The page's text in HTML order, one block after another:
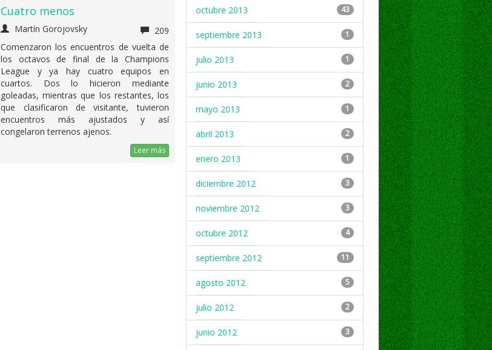
Cuatro menos
Martín Gorojovsky
209
Comenzaron los encuentros de vuelta de
los octavos de final de la Champions
League y ya hay cuatro equipos en
cuartos. Dos lo hicieron mediante
goleadas, mientras que los restantes, los
que clasificaron de visitante, tuvieron
encuentros más ajustados y así
congelaron terrenos ajenos.
Leer más
octubre 2013 43
septiembre 2013 1
julio 2013 1
junio 2013 2
mayo 2013 1
abril 2013 2
enero 2013 1
diciembre 2012 3
noviembre 2012 3
octubre 2012 4
septiembre 2012 11
agosto 2012 5
julio 2012 2
junio 2012 3